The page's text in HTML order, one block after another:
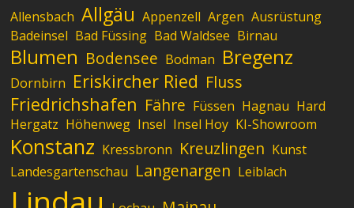
Allensbach Allgäu Appenzell Argen Ausrüstung
Badeinsel Bad Füssing Bad Waldsee Birnau
Blumen Bodensee Bodman Bregenz
Dornbirn Eriskircher Ried Fluss
Friedrichshafen Fähre Füssen Hagnau Hard
Hergatz Höhenweg Insel Insel Hoy KI-Showroom
Konstanz Kressbronn Kreuzlingen Kunst
Landesgartenschau Langenargen Leiblach